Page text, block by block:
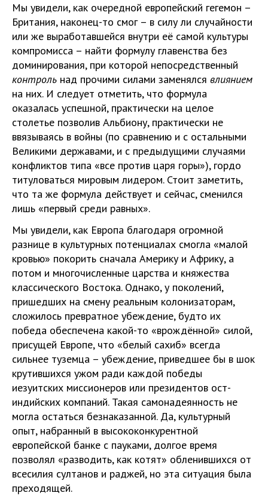
Мы увидели, как очередной европейский гегемон –
Британия, наконец-то смог – в силу ли случайности
или же выработавшейся внутри её самой культуры
компромисса – найти формулу главенства без
доминирования, при которой непосредственный
контроль над прочими силами заменялся влиянием
на них. И следует отметить, что формула
оказалась успешной, практически на целое
столетье позволив Альбиону, практически не
ввязываясь в войны (по сравнению и с остальными
Великими державами, и с предыдущими случаями
конфликтов типа «все против царя горы»), гордо
титуловаться мировым лидером. Стоит заметить,
что та же формула действует и сейчас, сменился
лишь «первый среди равных».
Мы увидели, как Европа благодаря огромной
разнице в культурных потенциалах смогла «малой
кровью» покорить сначала Америку и Африку, а
потом и многочисленные царства и княжества
классического Востока. Однако, у поколений,
пришедших на смену реальным колонизаторам,
сложилось превратное убеждение, будто их
победа обеспечена какой-то «врождённой» силой,
присущей Европе, что «белый сахиб» всегда
сильнее туземца – убеждение, приведшее бы в шок
крутившихся ужом ради каждой победы
иезуитских миссионеров или президентов ост-
индийских компаний. Такая самонадеянность не
могла остаться безнаказанной. Да, культурный
опыт, набранный в высококонкурентной
европейской банке с пауками, долгое время
позволял «разводить, как котят» обленившихся от
всесилия султанов и раджей, но эта ситуация была
преходящей.